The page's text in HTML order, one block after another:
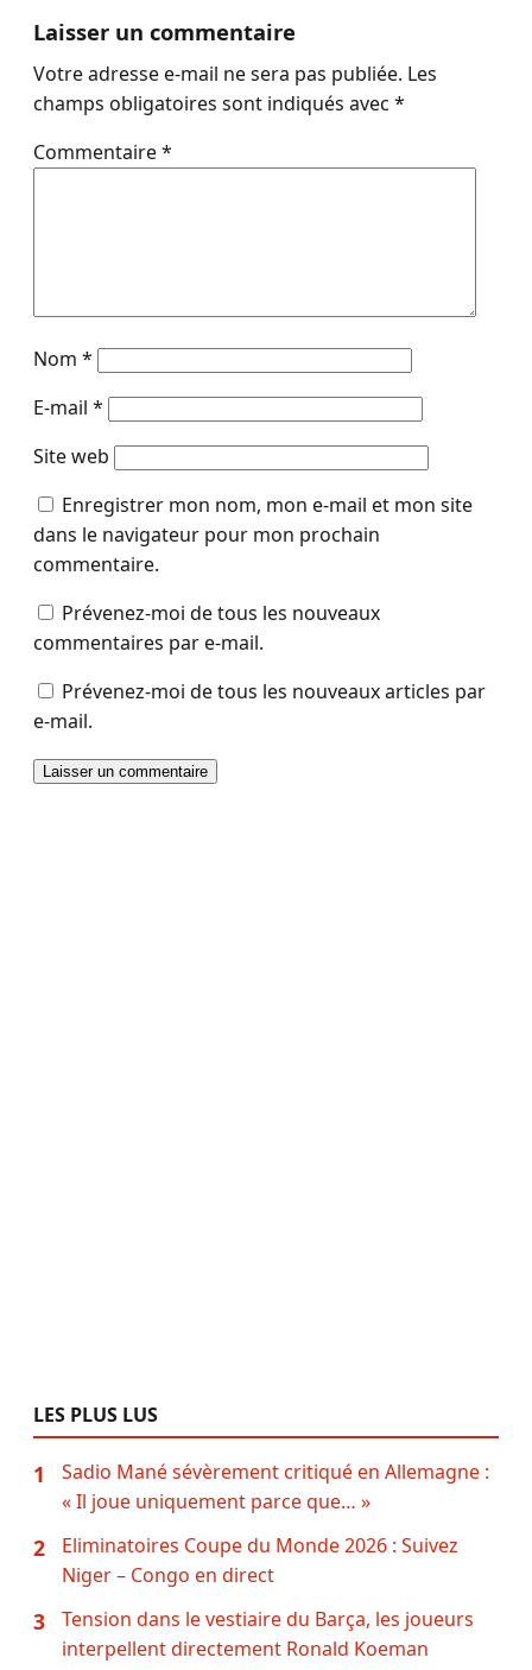
Laisser un commentaire
Votre adresse e-mail ne sera pas publiée. Les
champs obligatoires sont indiqués avec *
Commentaire*
Nom *
E-mail *
Site web
Enregistrer mon nom, mon e-mail et mon site
dans le navigateur pour mon prochain
commentaire.
Prévenez-moi de tous les nouveaux
commentaires par e-mail.
Prévenez-moi de tous les nouveaux articles par
e-mail.
LES PLUS LUS
1
Sadio Mané sévèrement critiqué en Allemagne :
« Il joue uniquement parce que… »
2
Eliminatoires Coupe du Monde 2026 : Suivez
Niger – Congo en direct
3
Tension dans le vestiaire du Barça, les joueurs
interpellent directement Ronald Koeman